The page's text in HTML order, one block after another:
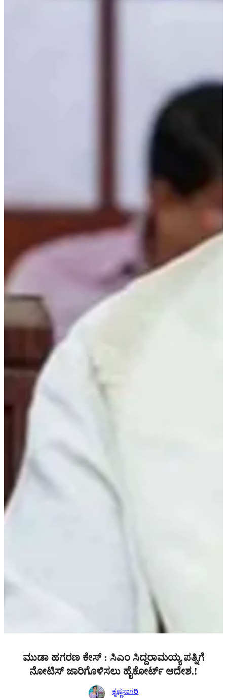
ಮುಡಾ ಹಗರಣ ಕೇಸ್ : ಸಿಎಂ ಸಿದ್ದರಾಮಯ್ಯ ಪತ್ನಿಗೆ
ನೋಟಿಸ್ ಜಾರಿಗೊಳಿಸಲು ಹೈಕೋರ್ಟ್ ಆದೇಶ.!
ಕೃಷ್ಣಸಾಗರಿ